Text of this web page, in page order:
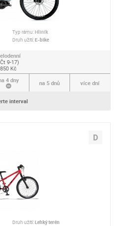
Typ rámu:Hliník
Druh užití:E-bike
9-17)
850 Kč
4 dny na 5 dnů více dní
interval
D
Druh užití:Lehký terén